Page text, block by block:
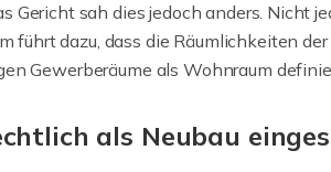
Gericht sah dies jedoch anders. Nicht
führt dazu, dass die Räumlichkeiten
Gewerberäume als Wohnraum
als Neubau